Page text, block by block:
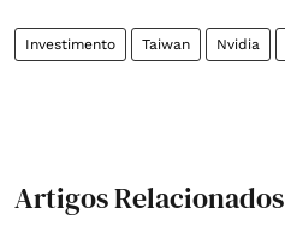
Investimento Taiwan Nvidia
Artigos Relacionados